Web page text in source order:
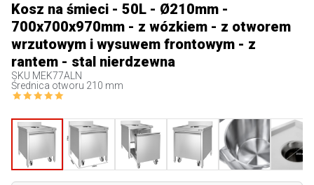
Kosz na śmieci - 50L - Ø210mm -
700x700x970mm - z wózkiem - z otworem
wrzutowym i wysuwem frontowym - z
rantem - stal nierdzewna
SKU MEK77ALN
Średnica otworu 210 mm